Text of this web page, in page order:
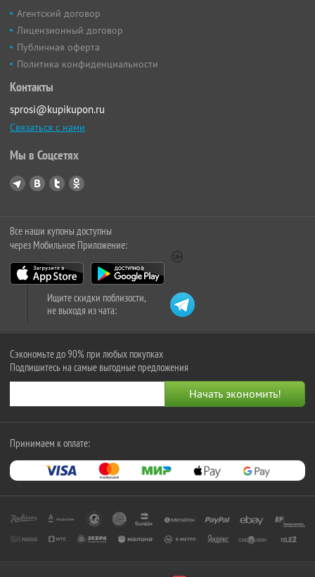
Агентский договор
Лицензионный договор
Публичная оферта
Политика конфиденциальности
Контакты
sprosi@kupikupon.ru
Связаться с нами
Мы в Соцсетях
Все наши купоны доступны
через Мобильное Приложение:
Ищите скидки поблизости,
не выходя из чата:
Сэкономьте до 90% при любых покупках
Подпишитесь на самые выгодные предложения
Принимаем к оплате: